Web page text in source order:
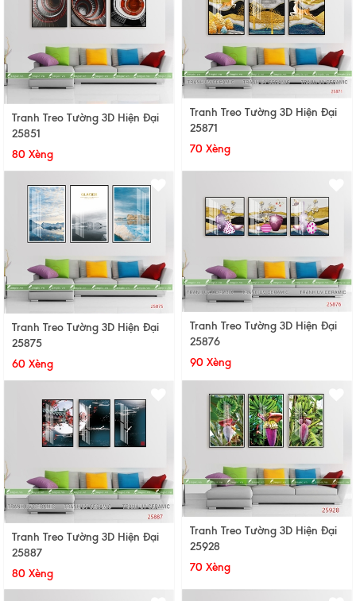
Tranh Treo Tường 3D Hiện Đại
25851
80 Xèng
Tranh Treo Tường 3D Hiện Đại
25871
70 Xèng
Tranh Treo Tường 3D Hiện Đại
25875
60 Xèng
Tranh Treo Tường 3D Hiện Đại
25876
90 Xèng
Tranh Treo Tường 3D Hiện Đại
25887
80 Xèng
Tranh Treo Tường 3D Hiện Đại
25928
70 Xèng